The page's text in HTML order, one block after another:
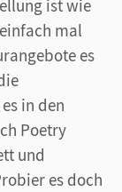
ist wie
mal
es
in den
Poetry
und
es doch